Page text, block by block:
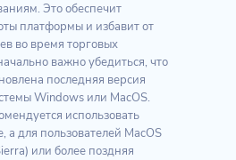
Это обеспечит
платформы и избавит от
во время торговых
важно убедиться, что
последняя версия
Windows или MacOS.
использовать
для пользователей MacOS
или более поздняя